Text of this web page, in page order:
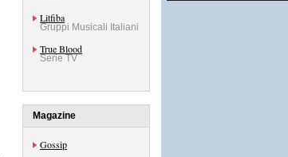
Litfiba
Gruppi Musicali Italiani
True Blood
Serie TV
Magazine
Gossip